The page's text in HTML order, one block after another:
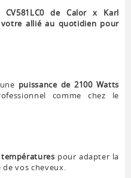
CV581LC0 de Calor x Karl
allié au quotidien pour
puissance de 2100 Watts
comme chez le
pour adapter la
de vos cheveux.